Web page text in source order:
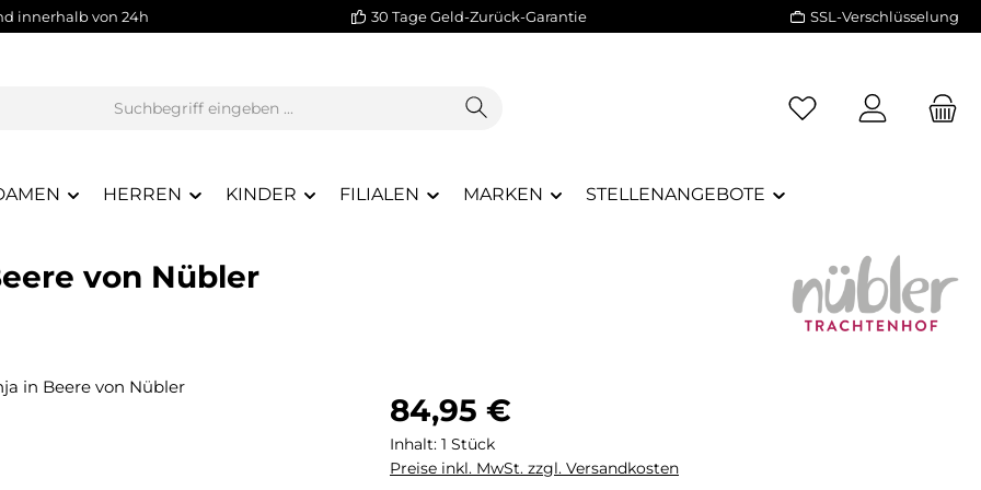
innerhalb von 24h 30 Tage Geld-Zurück-Garantie SSL-Verschlüsselung
HERREN KINDER FILIALEN MARKEN STELLENANGEBOTE
von Nübler
Regulärer Preis:
84,95 €
Inhalt: 1 Stück
Preise inkl. MwSt. zzgl. Versandkosten